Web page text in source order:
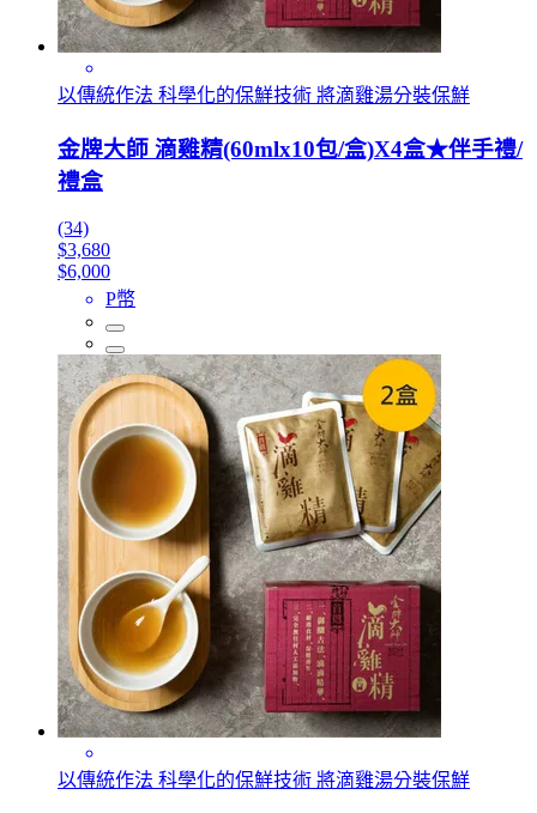
以傳統作法 科學化的保鮮技術 將滴雞湯分裝保鮮
金牌大師 滴雞精(60mlx10包/盒)X4盒★伴手禮/
禮盒
(34)
$3,680
$6,000
P幣
以傳統作法 科學化的保鮮技術 將滴雞湯分裝保鮮